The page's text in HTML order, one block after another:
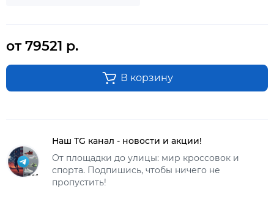
от 79521 р.
В корзину
Наш TG канал - новости и акции!
От площадки до улицы: мир кроссовок и
спорта. Подпишись, чтобы ничего не
пропустить!